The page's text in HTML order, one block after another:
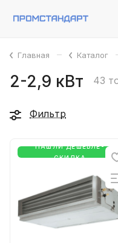
Главная – Каталог
2-2,9 кВт 43
Фильтр
НАШЛИ ДЕШЕВЛЕ-
СКИДКА